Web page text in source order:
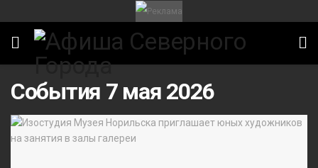
События 7 мая 2026